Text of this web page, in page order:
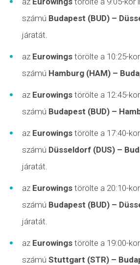
számú Budapest (BUD) –
járatát.
az Eurowings törölte a 10:25-
számú Hamburg (HAM) –
az Eurowings törölte a 12:45-
számú Budapest (BUD) –
az Eurowings törölte a 17:40-
számú Düsseldorf (DUS) –
járatát.
az Eurowings törölte a 20:10-
számú Budapest (BUD) –
járatát.
az Eurowings törölte a 19:00-
számú Stuttgart (STR) –